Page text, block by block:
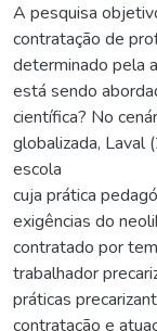
A pesquisa
contratação de
determinado pela
está sendo
científica? No
globalizada, Laval
escola
cuja prática
exigências do
contratado por
trabalhador
práticas
contratação e